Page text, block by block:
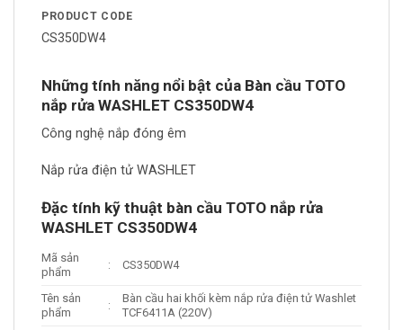
PRODUCT CODE
CS350DW4
Những tính năng nổi bật của Bàn cầu TOTO
nắp rửa WASHLET CS350DW4
Công nghệ nắp đóng êm
Nắp rửa điện tử WASHLET
Đặc tính kỹ thuật bàn cầu TOTO nắp rửa
WASHLET CS350DW4
Mã sản
phẩm
: CS350DW4
Tên sản
phẩm
:
Bàn cầu hai khối kèm nắp rửa điện tử Washlet
TCF6411A (220V)